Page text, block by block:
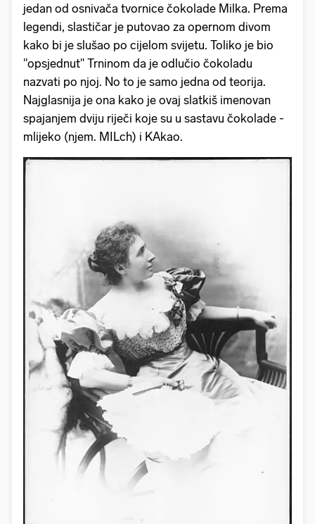
jedan od osnivača tvornice čokolade Milka. Prema
legendi, slastičar je putovao za opernom divom
kako bi je slušao po cijelom svijetu. Toliko je bio
"opsjednut" Trninom da je odlučio čokoladu
nazvati po njoj. No to je samo jedna od teorija.
Najglasnija je ona kako je ovaj slatkiš imenovan
spajanjem dviju riječi koje su u sastavu čokolade -
mlijeko (njem. MILch) i KAkao.